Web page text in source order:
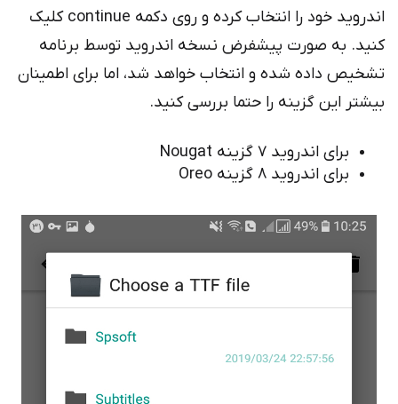
اندروید خود را انتخاب کرده و روی دکمه continue کلیک
کنید. به صورت پیشفرض نسخه اندروید توسط برنامه
تشخیص داده شده و انتخاب خواهد شد، اما برای اطمینان
بیشتر این گزینه را حتما بررسی کنید.
برای اندروید 7 گزینه Nougat
برای اندروید 8 گزینه Oreo